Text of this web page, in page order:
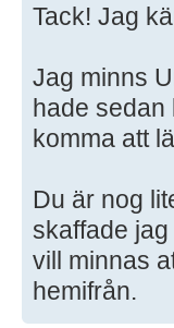
Tack! Jag
Jag minns
hade sedan
komma att
Du är nog
skaffade
vill minnas
hemifrån.